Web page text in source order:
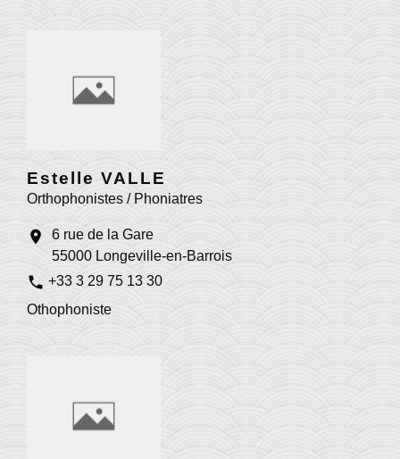
Estelle VALLE
Orthophonistes / Phoniatres
location_on
6 rue de la Gare
55000 Longeville-en-Barrois
phone +33 3 29 75 13 30
Othophoniste